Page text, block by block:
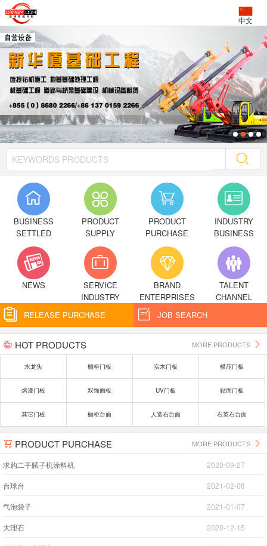
中文

BUSINESS
SETTLED

PRODUCT
SUPPLY

PRODUCT
PURCHASE

INDUSTRY
BUSINESS

NEWS

SERVICE
INDUSTRY

BRAND
ENTERPRISES

TALENT
CHANNEL
 RELEASE PURCHASE  JOB SEARCH
 HOT PRODUCTS MORE PRODUCTS 
水龙头 橱柜门板 实木门板 模压门板
烤漆门板 双饰面板 UV门板 贴面门板
其它门板 橱柜台面 人造石台面 石英石台面
 PRODUCT PURCHASE MORE PRODUCTS 
求购二手腻子机涂料机 2020-09-27
台球台 2021-02-08
气泡袋子 2021-01-07
大理石 2020-12-15